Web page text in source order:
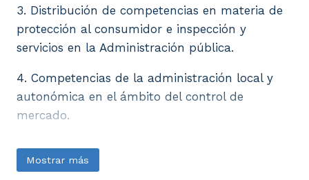
3. Distribución de competencias en materia de
protección al consumidor e inspección y
servicios en la Administración pública.
4. Competencias de la administración local y
autonómica en el ámbito del control de
mercado.
Mostrar más